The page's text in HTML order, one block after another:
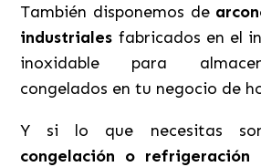
También disponemos de
industriales fabricados en el
inoxidable para
congelados en tu negocio de
Y si lo que necesitas
congelación o refrigeración